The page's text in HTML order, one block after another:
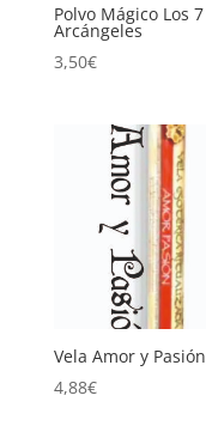
Polvo Mágico Los 7
Arcángeles
3,50€
Vela Amor y Pasión
4,88€